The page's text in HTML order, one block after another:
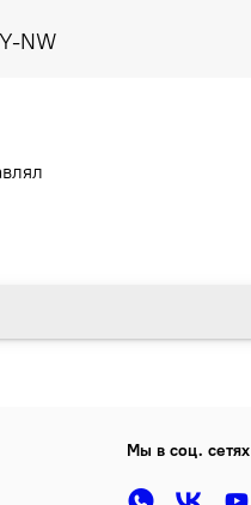
NW
Мы в соц. сетях